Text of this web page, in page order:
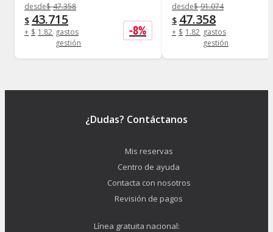
desde$ 47.358
$ 43.715
+ $ 1.821 gastos
gestión
-8%
desde$ 91.074
$ 47.358
+ $ 1.821 gastos
gestión
¿Dudas? Contáctanos
Mis reservas
Centro de ayuda
Contacta con nosotros
Revisión de pagos
Línea gratuita nacional: